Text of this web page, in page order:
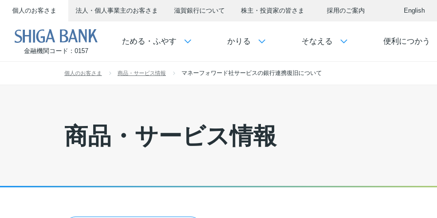
個人のお客さま 法人・個人事業主のお客さま 滋賀銀行について 株主・投資家の皆さま 採用のご案内 English
金融機関コード：0157
ためる・ふやす かりる そなえる 便利につかう
個人のお客さま 商品・サービス情報 マネーフォワード社サービスの銀行連携復旧について
商品・サービス情報